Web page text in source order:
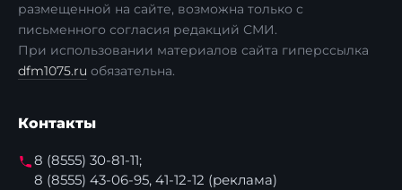
размещенной на сайте, возможна только с
письменного согласия редакций СМИ.
При использовании материалов сайта гиперссылка
dfm1075.ru обязательна.
Контакты
8 (8555) 30-81-11;
8 (8555) 43-06-95, 41-12-12 (реклама)